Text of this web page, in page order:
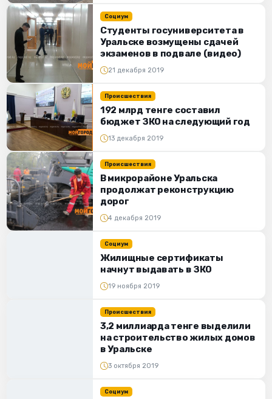
Социум
Студенты госуниверситета в
Уральске возмущены сдачей
экзаменов в подвале (видео)
21 декабря 2019
Происшествия
192 млрд тенге составил
бюджет ЗКО на следующий год
13 декабря 2019
Происшествия
В микрорайоне Уральска
продолжат реконструкцию
дорог
4 декабря 2019
Социум
Жилищные сертификаты
начнут выдавать в ЗКО
19 ноября 2019
Происшествия
3,2 миллиарда тенге выделили
на строительство жилых домов
в Уральске
3 октября 2019
Социум